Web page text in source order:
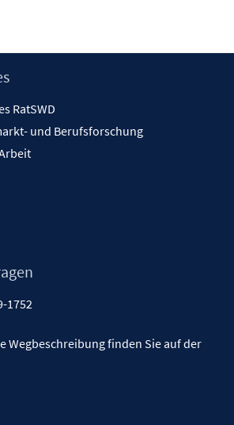
RatSWD
und Berufsforschung
1752
Wegbeschreibung finden Sie auf der